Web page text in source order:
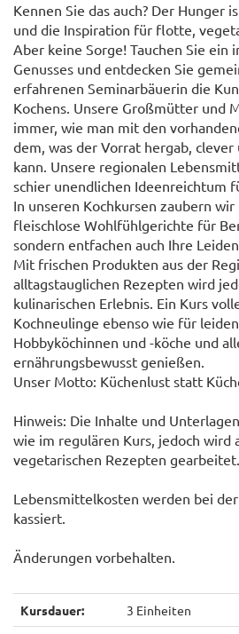
Kennen Sie das auch? Der Hunger
und die Inspiration für flotte,
Aber keine Sorge! Tauchen Sie ein
Genusses und entdecken Sie
erfahrenen Seminarbäuerin die
Kochens. Unsere Großmütter und
immer, wie man mit den
dem, was der Vorrat hergab, clever
kann. Unsere regionalen
schier unendlichen Ideenreichtum
In unseren Kochkursen zaubern
fleischlose Wohlfühlgerichte für
sondern entfachen auch Ihre
Mit frischen Produkten aus der
alltagstauglichen Rezepten wird
kulinarischen Erlebnis. Ein Kurs
Kochneulinge ebenso wie für
Hobbyköchinnen und -köche und
ernährungsbewusst genießen.
Unser Motto: Küchenlust statt
Hinweis: Die Inhalte und
wie im regulären Kurs, jedoch wird
vegetarischen Rezepten gearbeitet.
Lebensmittelkosten werden bei
kassiert.
Änderungen vorbehalten.
Kursdauer: 3 Einheiten